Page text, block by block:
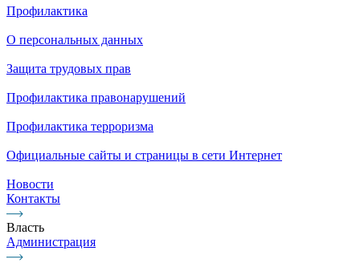
Профилактика
О персональных данных
Защита трудовых прав
Профилактика правонарушений
Профилактика терроризма
Официальные сайты и страницы в сети Интернет
Новости
Контакты
Власть
Администрация